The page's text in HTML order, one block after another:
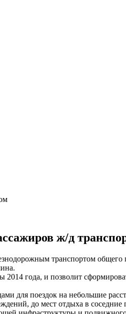
ж/д
транспортом
2014 года, и позволит
для поездок на небольшие
до мест отдыха в соседние